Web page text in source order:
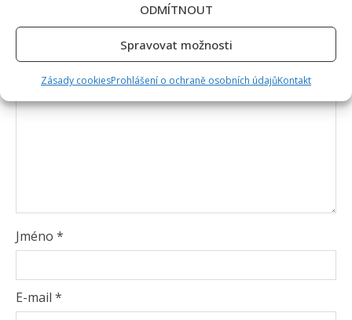
ODMÍTNOUT
Spravovat možnosti
Zásady cookiesProhlášení o ochraně osobních údajůKontakt
Jméno *
E-mail *